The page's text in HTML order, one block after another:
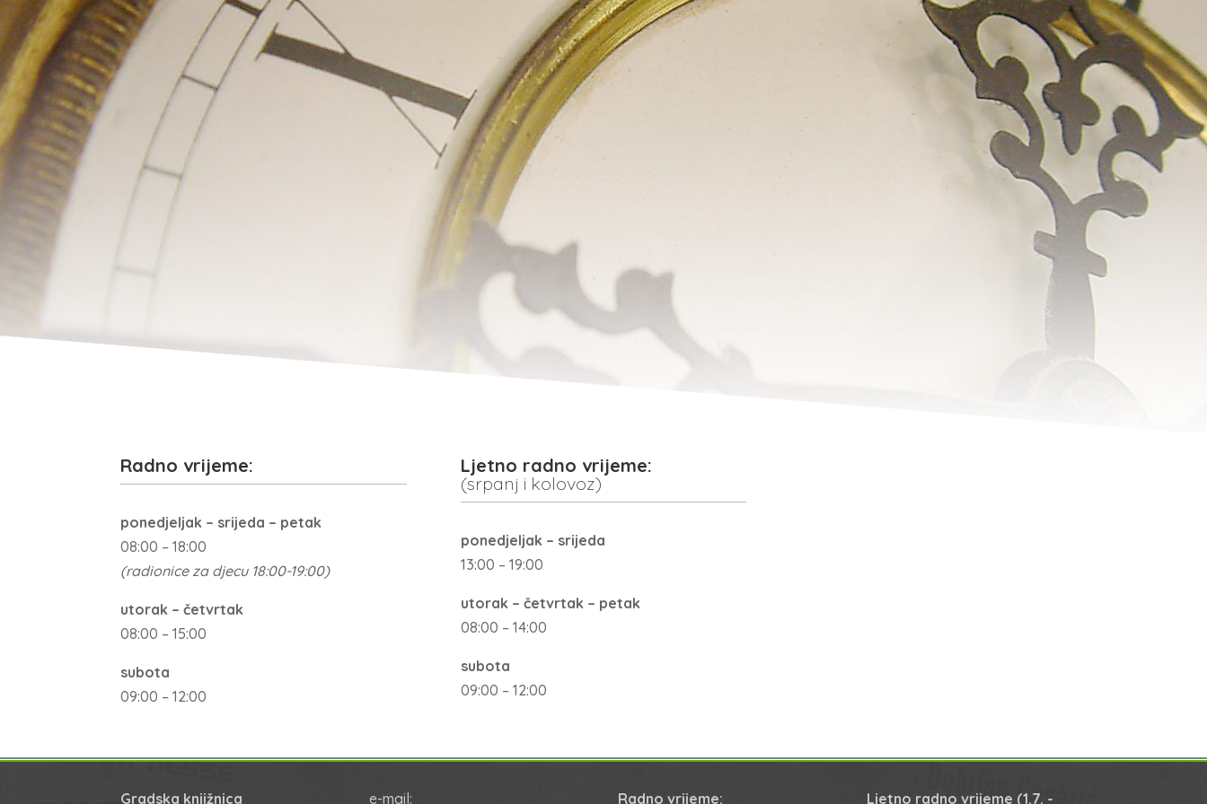
Radno vrijeme:
ponedjeljak – srijeda – petak
08:00 – 18:00
(radionice za djecu 18:00-19:00)
utorak – četvrtak
08:00 – 15:00
subota
09:00 – 12:00
Ljetno radno vrijeme:
(srpanj i kolovoz)
ponedjeljak – srijeda
13:00 – 19:00
utorak – četvrtak – petak
08:00 – 14:00
subota
09:00 – 12:00
Gradska knjižnica e-mail: Radno vrijeme: Ljetno radno vrijeme (1.7. -